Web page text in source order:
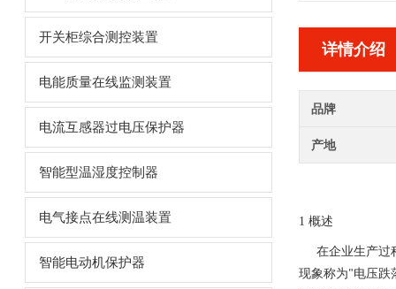
开关柜综合测控装置
电能质量在线监测装置
电流互感器过电压保护器
智能型温湿度控制器
电气接点在线测温装置
智能电动机保护器
详情介绍
品牌
产地
1 概述
在企业生产过
现象称为"电压跌